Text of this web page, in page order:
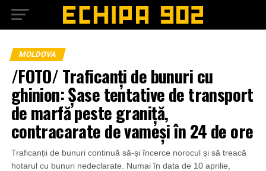
MOLDOVA
/FOTO/ Traficanți de bunuri cu
ghinion: Șase tentative de transport
de marfă peste graniță,
contracarate de vameși în 24 de ore
Traficanții de bunuri continuă să-și încerce norocul și să treacă
hotarul cu bunuri nedeclarate. Numai în data de 10 aprilie,